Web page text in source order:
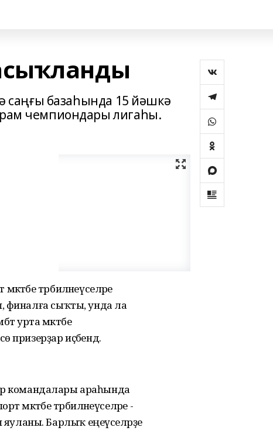
саңғы базаһында 15 йәшкә
чемпиондары лигаһы.
тәрбиәләнеүселәре
финалға сыҡты, унда ла
урта мәктәбе
иҫәбендә.
командалары араһында
тәрбиәләнеүселәре -
Барлыҡ еңеүселәрҙе